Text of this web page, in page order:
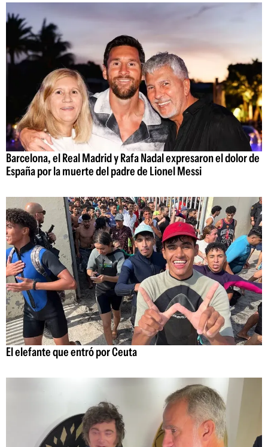
Barcelona, el Real Madrid y Rafa Nadal expresaron el dolor de
España por la muerte del padre de Lionel Messi
El elefante que entró por Ceuta